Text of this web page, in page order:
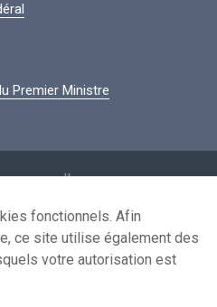
Premier Ministre
personnelles
réutilisation
nous
fonctionnels. Afin
ce site utilise également des
votre autorisation est